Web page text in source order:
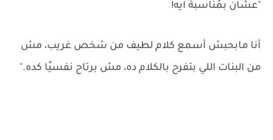
"عشان بمُناسبة ايه!
أنا مابحبش أسمع كلام لطيف من شخص غريب، مش
من البنات اللي بتفرح بالكلام ده، مش برتاح نفسيًا كده."